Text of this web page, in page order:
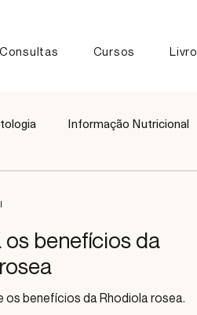
Consultas Cursos Livro
Informação Nutricional
os benefícios da
os benefícios da Rhodiola rosea.